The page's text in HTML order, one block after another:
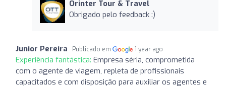
Orinter Tour & Travel
Obrigado pelo feedback :)
Junior Pereira Publicado em 1 year ago
Experiência fantástica: Empresa séria, comprometida
com o agente de viagem, repleta de profissionais
capacitados e com disposição para auxiliar os agentes e